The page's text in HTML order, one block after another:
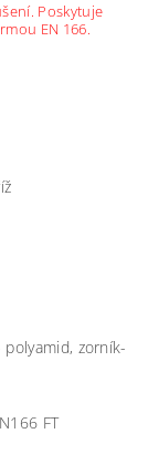
Poskytuje
EN 166.
zorník-
FT